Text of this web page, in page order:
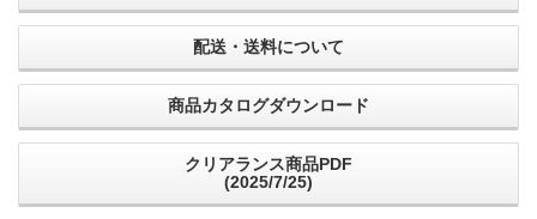
配送・送料について
商品カタログダウンロード
クリアランス商品PDF
(2025/7/25)